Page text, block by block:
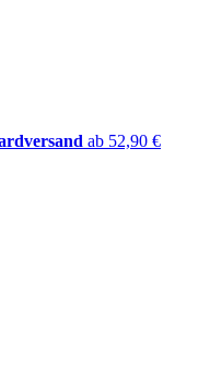
ab 52,90 €